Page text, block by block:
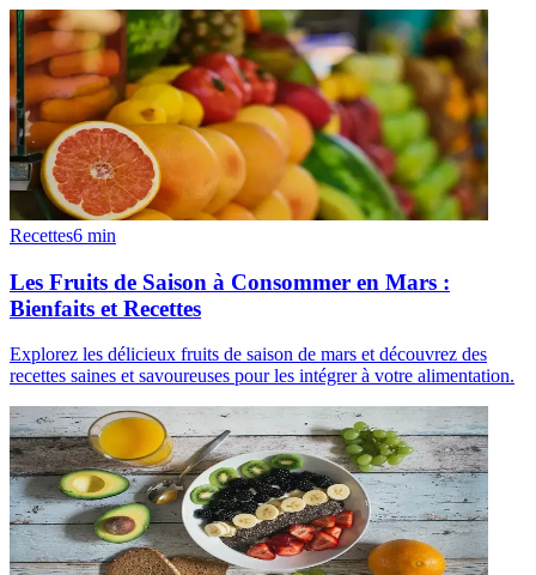
Recettes6 min
Les Fruits de Saison à Consommer en Mars :
Bienfaits et Recettes
Explorez les délicieux fruits de saison de mars et découvrez des
recettes saines et savoureuses pour les intégrer à votre alimentation.